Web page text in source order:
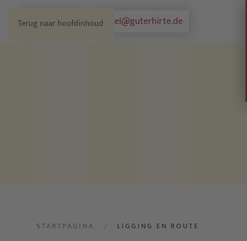
Terug naar hoofdinhoud
0251 3787130 hotel@guterhirte.de
STARTPAGINA LIGGING EN ROUTE